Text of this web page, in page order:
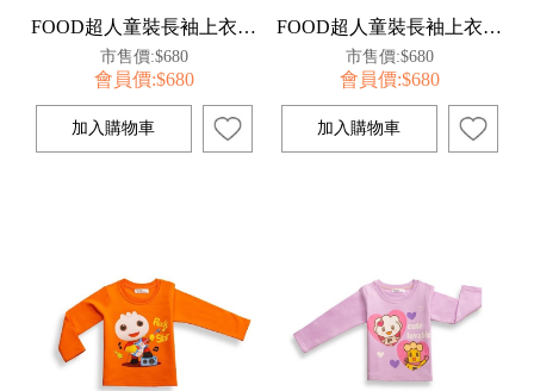
FOOD超人童裝長袖上衣110-藍【百事特】
市售價:$680
會員價:$680
FOOD超人童裝長袖上衣110-粉【百事特】
市售價:$680
會員價:$680